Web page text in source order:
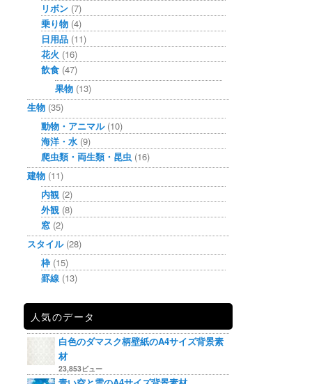
リボン (7)
乗り物 (4)
日用品 (11)
花火 (16)
飲食 (47)
果物 (13)
生物 (35)
動物・アニマル(10)
海洋・水 (9)
爬虫類・両生類・昆虫 (16)
建物 (11)
内観 (2)
外観 (8)
窓 (2)
スタイル(28)
枠 (15)
罫線 (13)
人気のデータ
白色のダマスク柄壁紙のA4サイズ背景素
材
23,853ビュー